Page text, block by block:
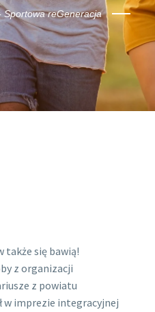
Sportowa reGeneracja
także się bawią!
z organizacji
z powiatu
w imprezie integracyjnej